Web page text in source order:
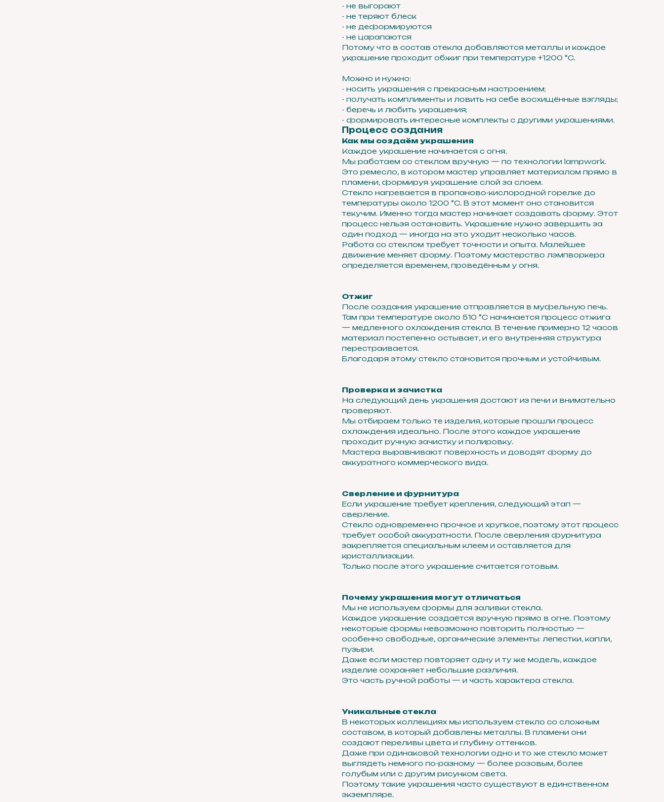
- не выгорают
- не теряют блеск
- не деформируются
- не царапаются
Потому что в состав стекла добавляются металлы и каждое
украшение проходит обжиг при температуре +1200 °C.
Можно и нужно:
- носить украшения с прекрасным настроением;
- получать комплименты и ловить на себе восхищённые взгляды;
- беречь и любить украшения;
- формировать интересные комплекты с другими украшениями.
Процесс создания
Как мы создаём украшения
Каждое украшение начинается с огня.
Мы работаем со стеклом вручную — по технологии lampwork.
Это ремесло, в котором мастер управляет материалом прямо в
пламени, формируя украшение слой за слоем.
Стекло нагревается в пропаново-кислородной горелке до
температуры около 1200 °C. В этот момент оно становится
текучим. Именно тогда мастер начинает создавать форму. Этот
процесс нельзя остановить. Украшение нужно завершить за
один подход — иногда на это уходит несколько часов.
Работа со стеклом требует точности и опыта. Малейшее
движение меняет форму. Поэтому мастерство лэмпворкера
определяется временем, проведённым у огня.
Отжиг
После создания украшение отправляется в муфельную печь.
Там при температуре около 510 °C начинается процесс отжига
— медленного охлаждения стекла. В течение примерно 12 часов
материал постепенно остывает, и его внутренняя структура
перестраивается.
Благодаря этому стекло становится прочным и устойчивым.
Проверка и зачистка
На следующий день украшения достают из печи и внимательно
проверяют.
Мы отбираем только те изделия, которые прошли процесс
охлаждения идеально. После этого каждое украшение
проходит ручную зачистку и полировку.
Мастера выравнивают поверхность и доводят форму до
аккуратного коммерческого вида.
Сверление и фурнитура
Если украшение требует крепления, следующий этап —
сверление.
Стекло одновременно прочное и хрупкое, поэтому этот процесс
требует особой аккуратности. После сверления фурнитура
закрепляется специальным клеем и оставляется для
кристаллизации.
Только после этого украшение считается готовым.
Почему украшения могут отличаться
Мы не используем формы для заливки стекла.
Каждое украшение создаётся вручную прямо в огне. Поэтому
некоторые формы невозможно повторить полностью —
особенно свободные, органические элементы: лепестки, капли,
пузыри.
Даже если мастер повторяет одну и ту же модель, каждое
изделие сохраняет небольшие различия.
Это часть ручной работы — и часть характера стекла.
Уникальные стекла
В некоторых коллекциях мы используем стекло со сложным
составом, в который добавлены металлы. В пламени они
создают переливы цвета и глубину оттенков.
Даже при одинаковой технологии одно и то же стекло может
выглядеть немного по-разному — более розовым, более
голубым или с другим рисунком света.
Поэтому такие украшения часто существуют в единственном
экземпляре.